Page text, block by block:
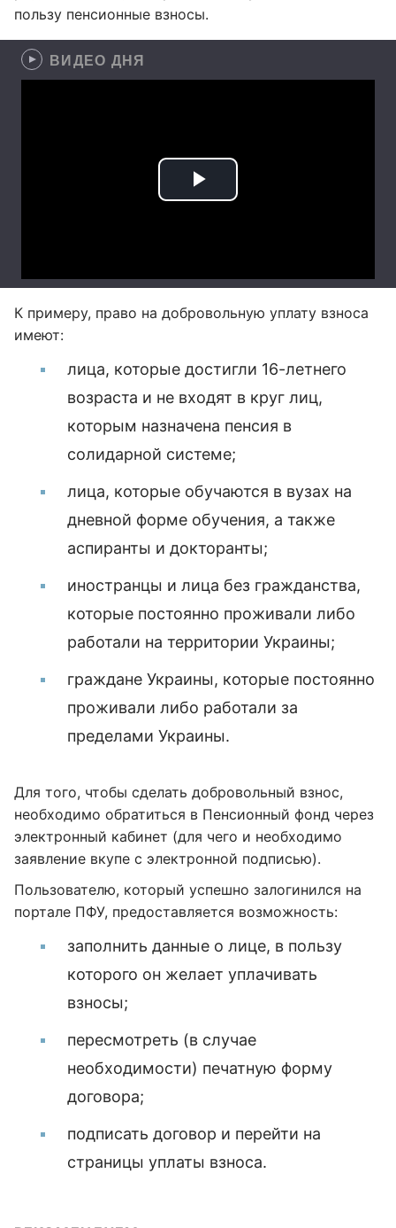
пользу пенсионные взносы.
ВИДЕО ДНЯ
К примеру, право на добровольную уплату взноса
имеют:
лица, которые достигли 16-летнего
возраста и не входят в круг лиц,
которым назначена пенсия в
солидарной системе;
лица, которые обучаются в вузах на
дневной форме обучения, а также
аспиранты и докторанты;
иностранцы и лица без гражданства,
которые постоянно проживали либо
работали на территории Украины;
граждане Украины, которые постоянно
проживали либо работали за
пределами Украины.
Для того, чтобы сделать добровольный взнос,
необходимо обратиться в Пенсионный фонд через
электронный кабинет (для чего и необходимо
заявление вкупе с электронной подписью).
Пользователю, который успешно залогинился на
портале ПФУ, предоставляется возможность:
заполнить данные о лице, в пользу
которого он желает уплачивать
взносы;
пересмотреть (в случае
необходимости) печатную форму
договора;
подписать договор и перейти на
страницы уплаты взноса.